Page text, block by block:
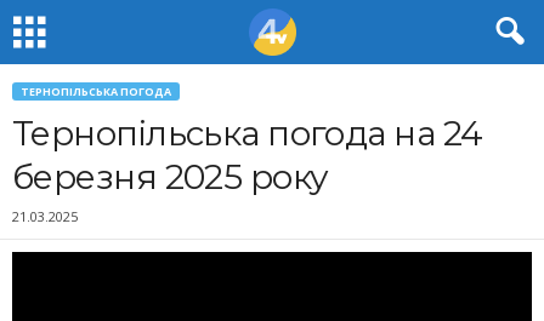
ТЕРНОПІЛЬСЬКА ПОГОДА
Тернопільська погода на 24
березня 2025 року
21.03.2025